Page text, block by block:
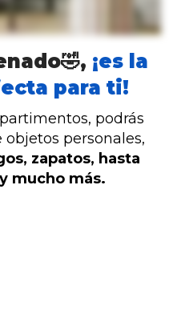
¡es la
para ti!
podrás
personales,
zapatos, hasta
mucho más.